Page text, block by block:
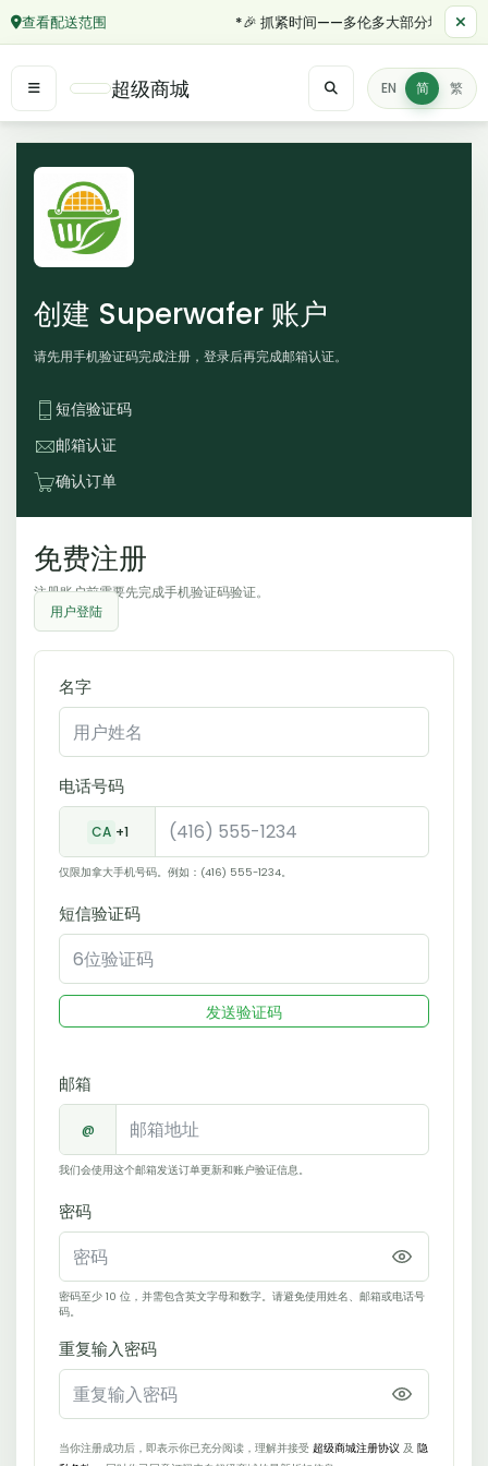
查看配送范围 *🎉 抓紧时间——多伦多大部分地区订单
超级商城 EN 简 繁
创建 Superwafer 账户
请先用手机验证码完成注册，登录后再完成邮箱认证。
短信验证码
邮箱认证
确认订单
免费注册
注册账户前需要先完成手机验证码验证。
用户登陆
名字
电话号码
CA +1
仅限加拿大手机号码。例如：(416) 555-1234。
短信验证码
发送验证码
邮箱
@
我们会使用这个邮箱发送订单更新和账户验证信息。
密码
密码至少 10 位，并需包含英文字母和数字。请避免使用姓名、邮箱或电话号
码。
重复输入密码
当你注册成功后，即表示你已充分阅读，理解并接受 超级商城注册协议 及 隐